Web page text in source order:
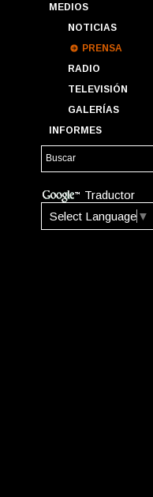
MEDIOS
NOTICIAS
PRENSA
RADIO
TELEVISIÓN
GALERÍAS
INFORMES
Traductor
Select Language ▼